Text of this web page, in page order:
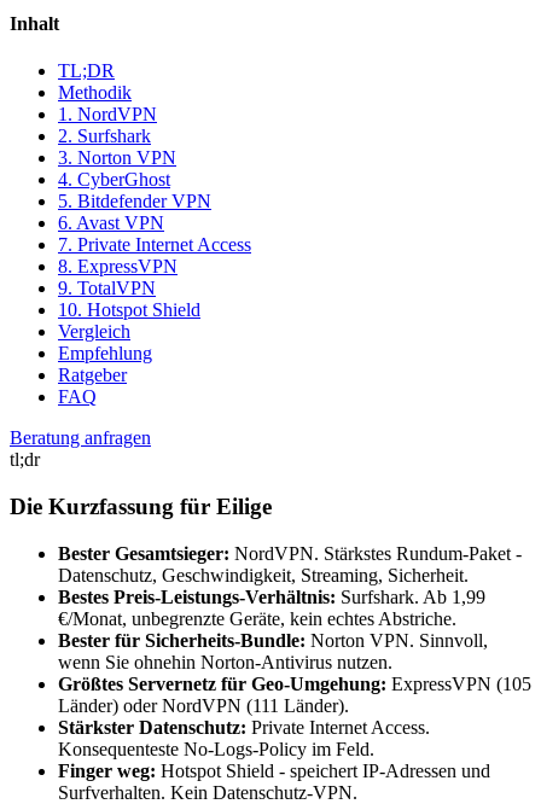
Inhalt
TL;DR
Methodik
1. NordVPN
2. Surfshark
3. Norton VPN
4. CyberGhost
5. Bitdefender VPN
6. Avast VPN
7. Private Internet Access
8. ExpressVPN
9. TotalVPN
10. Hotspot Shield
Vergleich
Empfehlung
Ratgeber
FAQ
Beratung anfragen
tl;dr
Die Kurzfassung für Eilige
Bester Gesamtsieger: NordVPN. Stärkstes Rundum-Paket -
Datenschutz, Geschwindigkeit, Streaming, Sicherheit.
Bestes Preis-Leistungs-Verhältnis: Surfshark. Ab 1,99
€/Monat, unbegrenzte Geräte, kein echtes Abstriche.
Bester für Sicherheits-Bundle: Norton VPN. Sinnvoll,
wenn Sie ohnehin Norton-Antivirus nutzen.
Größtes Servernetz für Geo-Umgehung: ExpressVPN (105
Länder) oder NordVPN (111 Länder).
Stärkster Datenschutz: Private Internet Access.
Konsequenteste No-Logs-Policy im Feld.
Finger weg: Hotspot Shield - speichert IP-Adressen und
Surfverhalten. Kein Datenschutz-VPN.